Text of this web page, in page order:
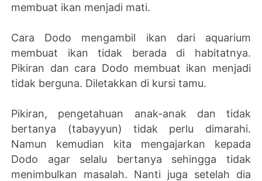
membuat ikan menjadi mati.
Cara Dodo mengambil ikan dari aquarium
membuat ikan tidak berada di habitatnya.
Pikiran dan cara Dodo membuat ikan menjadi
tidak berguna. Diletakkan di kursi tamu.
Pikiran, pengetahuan anak-anak dan tidak
bertanya (tabayyun) tidak perlu dimarahi.
Namun kemudian kita mengajarkan kepada
Dodo agar selalu bertanya sehingga tidak
menimbulkan masalah. Nanti juga setelah dia